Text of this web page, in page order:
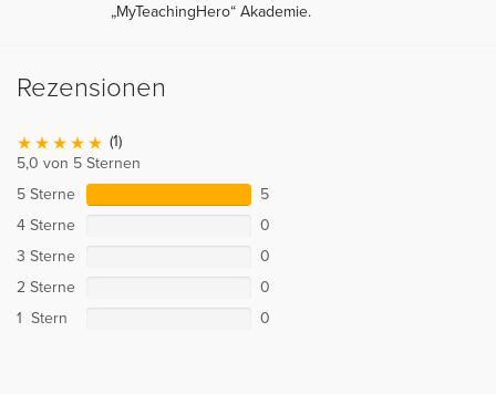
„MyTeachingHero“ Akademie.
Rezensionen
(1)
5,0 von 5 Sternen
5 Sterne
5
4 Sterne
0
3 Sterne
0
2 Sterne
0
1 Stern
0